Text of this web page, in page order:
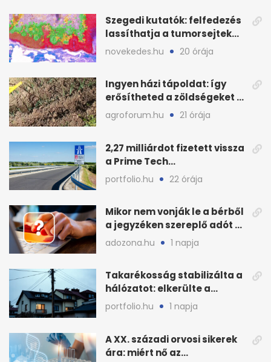
Szegedi kutatók: felfedezés
lassíthatja a tumorsejtek
terjedését
novekedes.hu 20 órája
Ingyen házi tápoldat: így
erősítheted a zöldségeket a
hőhullám után
agroforum.hu 21 órája
2,27 milliárdot fizetett vissza
a Prime Tech
Magántőkealap az
államnak
portfolio.hu 22 órája
Mikor nem vonják le a bérből
a jegyzéken szereplő adót és
járulékot?
adozona.hu 1 napja
Takarékosság stabilizálta a
hálózatot: elkerülte a
sötétséget Magyarország
portfolio.hu 1 napja
A XX. századi orvosi sikerek
ára: miért nő az